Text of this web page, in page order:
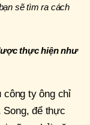
sẽ tìm ra cách
thực hiện như
công ty ông chỉ
Song, để thực